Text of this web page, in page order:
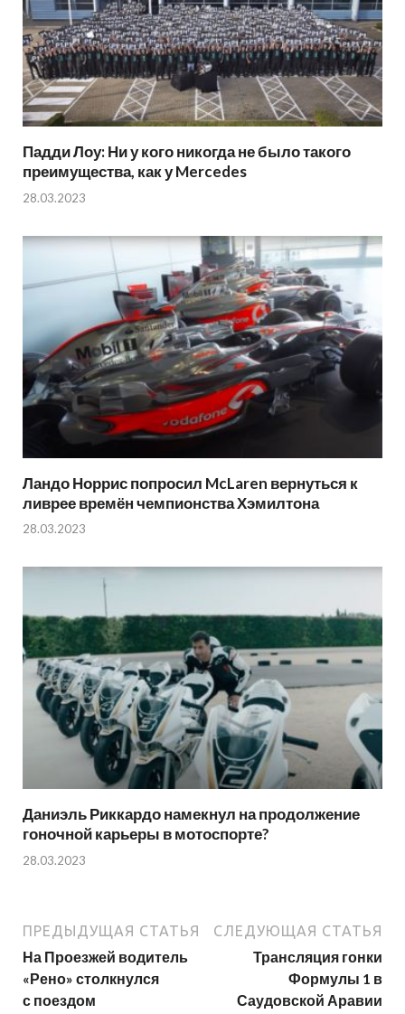
Падди Лоу: Ни у кого никогда не было такого
преимущества, как у Mercedes
28.03.2023
Ландо Норрис попросил McLaren вернуться к
ливрее времён чемпионства Хэмилтона
28.03.2023
Даниэль Риккардо намекнул на продолжение
гоночной карьеры в мотоспорте?
28.03.2023
ПРЕДЫДУЩАЯ СТАТЬЯ
На Проезжей водитель
«Рено» столкнулся
с поездом
СЛЕДУЮЩАЯ СТАТЬЯ
Трансляция гонки
Формулы 1 в
Саудовской Аравии